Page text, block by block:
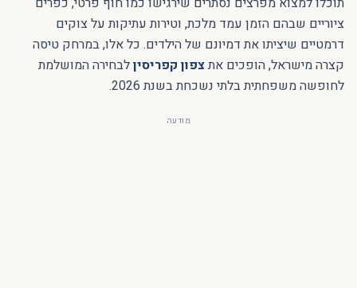
ציוריים שבהם הזמן עמד מלכת, וטירות עתיקות על צוקים
דרמטיים שיציתו את דמיונם של הילדים. כל אלו, במרחק טיסה
קצרה מישראל, הופכים אתצפון קפריסיןלבחירה המושלמת
לחופשה משפחתית בלתי נשכחת בשנת 2026.
מודעה